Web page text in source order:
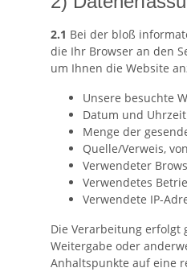
2.1 Bei der bloß
die Ihr Browser an den
um Ihnen die Website
Unsere besuchte
Datum und
Menge der
Quelle/Verweis,
Verwendeter
Verwendetes
Verwendete IP-
Die Verarbeitung erfolgt
Weitergabe oder
Anhaltspunkte auf eine